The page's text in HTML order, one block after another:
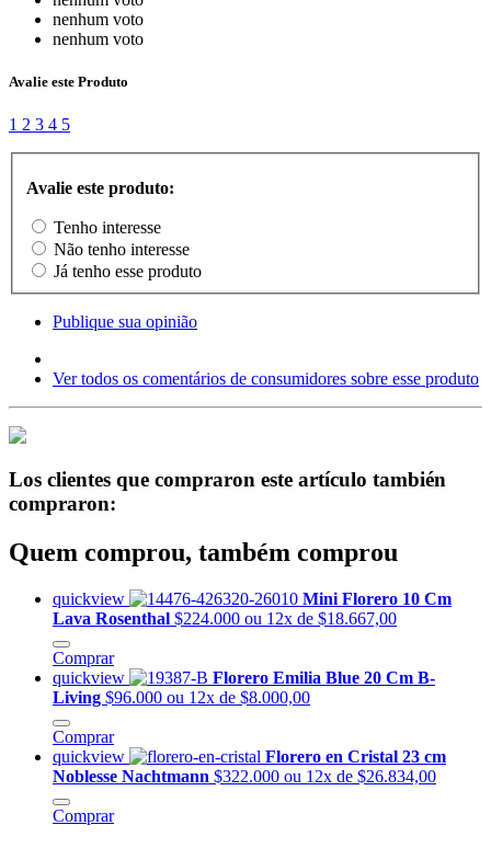
nenhum voto
nenhum voto
Avalie este Produto
1 2 3 4 5
Avalie este produto:
Tenho interesse
Não tenho interesse
Já tenho esse produto
Publique sua opinião
Ver todos os comentários de consumidores sobre esse produto
Los clientes que compraron este artículo también
compraron:
Quem comprou, também comprou
quickview
Mini Florero 10 Cm
Lava Rosenthal $224.000 ou 12x de $18.667,00
Comprar
quickview
Florero Emilia Blue 20 Cm B-
Living $96.000 ou 12x de $8.000,00
Comprar
quickview
Florero en Cristal 23 cm
Noblesse Nachtmann $322.000 ou 12x de $26.834,00
Comprar